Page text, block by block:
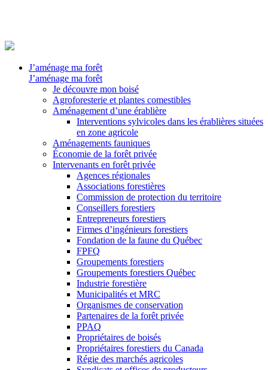
J’aménage ma forêt
J’aménage ma forêt
Je découvre mon boisé
Agroforesterie et plantes comestibles
Aménagement d’une érablière
Interventions sylvicoles dans les érablières situées
en zone agricole
Aménagements fauniques
Économie de la forêt privée
Intervenants en forêt privée
Agences régionales
Associations forestières
Commission de protection du territoire
Conseillers forestiers
Entrepreneurs forestiers
Firmes d’ingénieurs forestiers
Fondation de la faune du Québec
FPFQ
Groupements forestiers
Groupements forestiers Québec
Industrie forestière
Municipalités et MRC
Organismes de conservation
Partenaires de la forêt privée
PPAQ
Propriétaires de boisés
Propriétaires forestiers du Canada
Régie des marchés agricoles